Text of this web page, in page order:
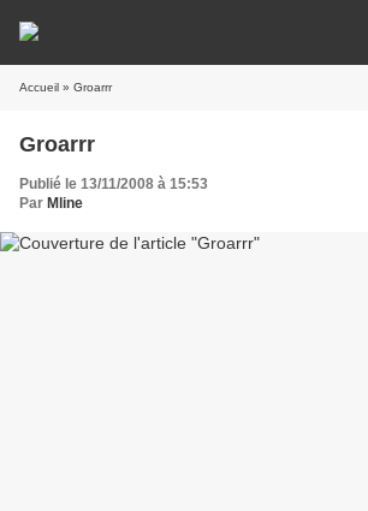
Accueil » Groarrr
Groarrr
Publié le 13/11/2008 à 15:53
Par Mline